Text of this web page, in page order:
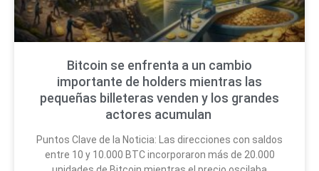
Bitcoin se enfrenta a un cambio
importante de holders mientras las
pequeñas billeteras venden y los grandes
actores acumulan
Puntos Clave de la Noticia: Las direcciones con saldos
entre 10 y 10.000 BTC incorporaron más de 20.000